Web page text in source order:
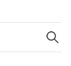
Suchen
nach: